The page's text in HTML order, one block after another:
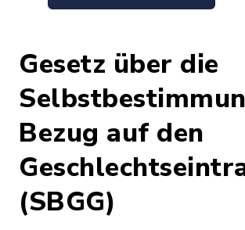
Gesetz über die
Bezug auf den
(SBGG)